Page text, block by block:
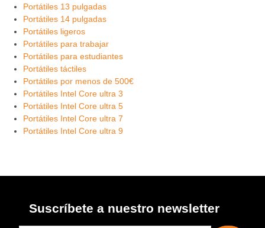
Portátiles 13 pulgadas
Portátiles 14 pulgadas
Portátiles ligeros
Portátiles para trabajar
Portátiles para estudiantes
Portátiles táctiles
Portátiles por menos de 500€
Portátiles Intel Core ultra 3
Portátiles Intel Core ultra 5
Portátiles Intel Core ultra 7
Portátiles Intel Core ultra 9
Suscríbete a nuestro newsletter